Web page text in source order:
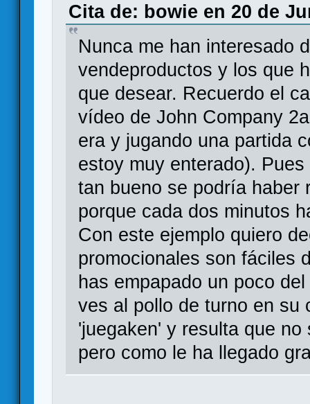
Cita de: bowie en 20 de
Nunca me han interesado
vendeproductos y los que
que desear. Recuerdo el
vídeo de John Company
era y jugando una partida
estoy muy enterado).
tan bueno se podría haber
porque cada dos minutos
Con este ejemplo quiero
promocionales son fáciles
has empapado un poco
ves al pollo de turno en su
'juegaken' y resulta que
pero como le ha llegado